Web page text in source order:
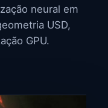
neural em
USD,
GPU.